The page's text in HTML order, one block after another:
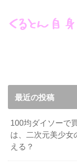
最近の投稿
100均ダイソーで
は、二次元美少女
える？